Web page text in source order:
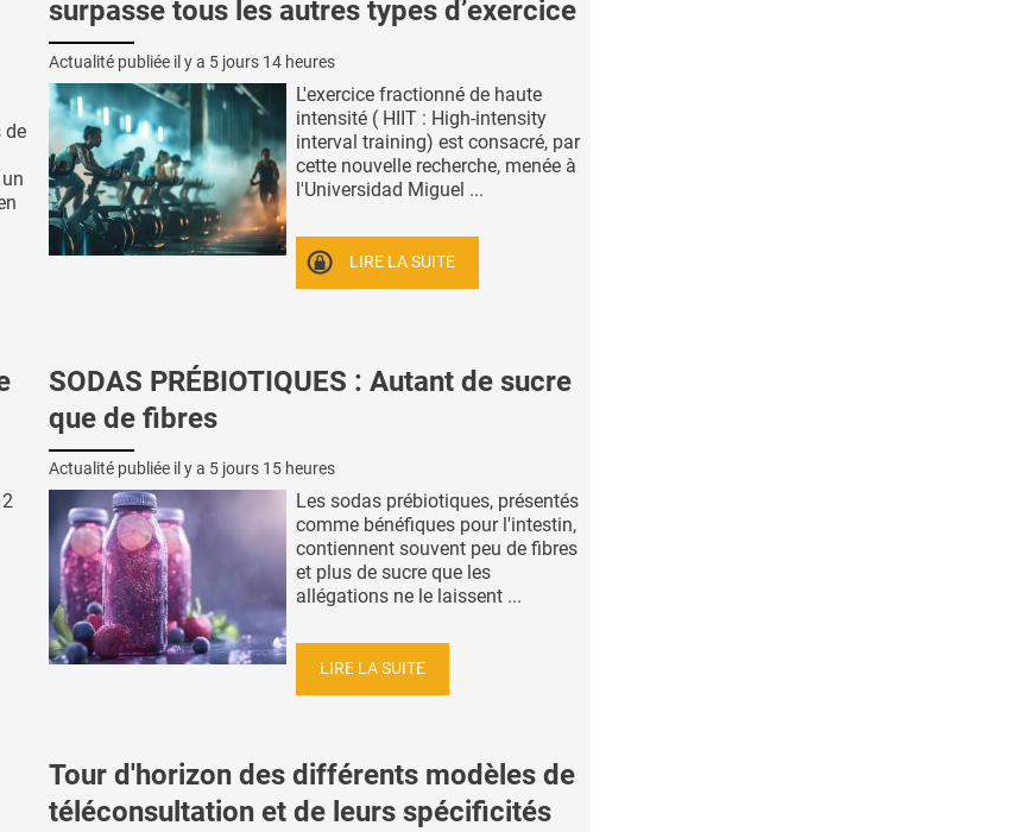
de
surpasse tous les autres types d’exercice
Actualité publiée il y a 5 jours 14 heures
L'exercice fractionné de haute
intensité ( HIIT : High-intensity
interval training) est consacré, par
cette nouvelle recherche, menée à
l'Universidad Miguel ...
LIRE LA SUITE
SODAS PRÉBIOTIQUES : Autant de sucre
que de fibres
Actualité publiée il y a 5 jours 15 heures
Les sodas prébiotiques, présentés
comme bénéfiques pour l'intestin,
contiennent souvent peu de fibres
et plus de sucre que les
allégations ne le laissent ...
LIRE LA SUITE
Tour d'horizon des différents modèles de
téléconsultation et de leurs spécificités